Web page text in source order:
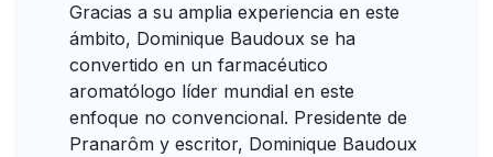
Gracias a su amplia experiencia en este
ámbito, Dominique Baudoux se ha
convertido en un farmacéutico
aromatólogo líder mundial en este
enfoque no convencional. Presidente de
Pranarôm y escritor, Dominique Baudoux